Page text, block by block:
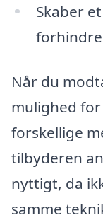
Skaber
Når du
mulighed
forskellige
tilbyderen
nyttigt, da
samme